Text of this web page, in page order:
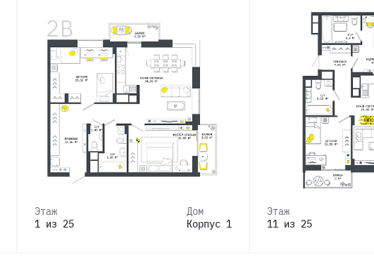
Этаж
1 из 25
Дом
Корпус 1
Этаж
11 из 25